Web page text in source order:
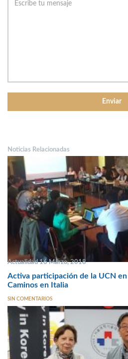
Noticias Relacionadas
Actualidad 16 Marzo, 2018
Activa participación de la UCN
Caminos en Italia
SIN COMENTARIOS